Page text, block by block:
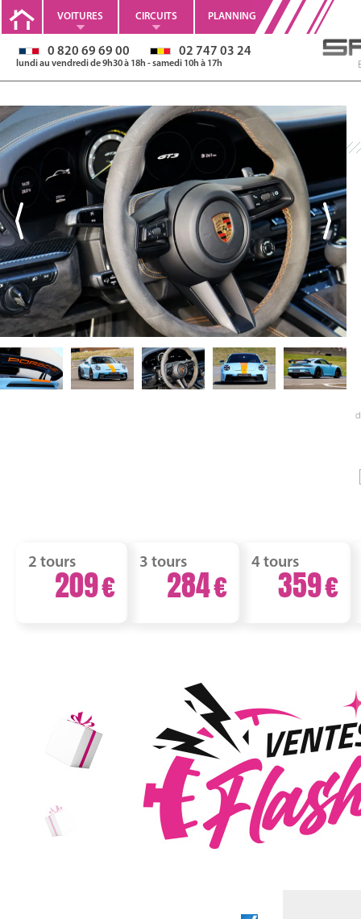
VOITURES CIRCUITS PLANNING
0 820 69 69 00 02 747 03 24
lundi au vendredi de 9h30 à 18h - samedi 10h à 17h
2 tours
209
3 tours
284
4 tours
359